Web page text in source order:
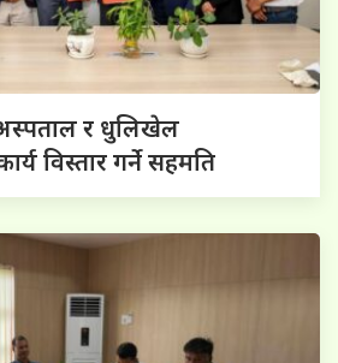
र धुलिखेल
विस्तार गर्ने सहमति